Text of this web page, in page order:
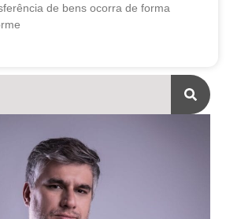
de bens ocorra de forma